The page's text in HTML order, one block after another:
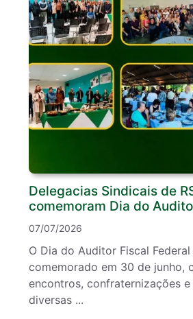
Delegacias Sindicais de
comemoram Dia do
07/07/2026
O Dia do Auditor Fiscal
comemorado em 30 de junho,
encontros, confraternizações e
diversas ...